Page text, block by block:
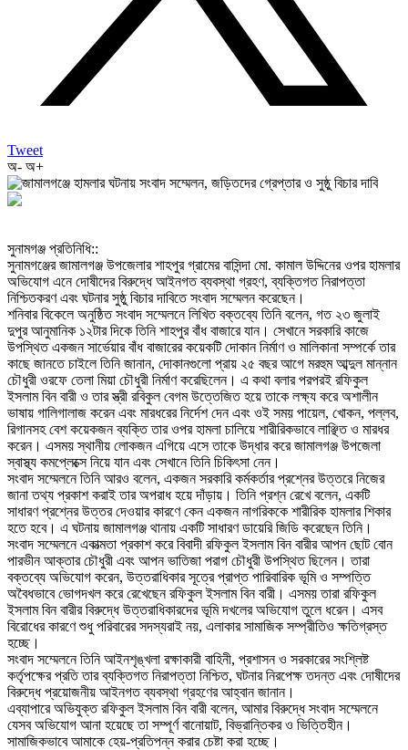
Tweet
অ- অ+
‎সুনামগঞ্জ প্রতিনিধি::
‎সুনামগঞ্জের জামালগঞ্জ উপজেলার শাহপুর গ্রামের বাসিন্দা মো. কামাল উদ্দিনের ওপর হামলার
অভিযোগ এনে দোষীদের বিরুদ্ধে আইনগত ব্যবস্থা গ্রহণ, ব্যক্তিগত নিরাপত্তা
নিশ্চিতকরণ এবং ঘটনার সুষ্ঠু বিচার দাবিতে সংবাদ সম্মেলন করেছেন।
‎শনিবার বিকেলে অনুষ্ঠিত সংবাদ সম্মেলনে লিখিত বক্তব্যে তিনি বলেন, গত ২৩ জুলাই
দুপুর আনুমানিক ১২টার দিকে তিনি শাহপুর বাঁধ বাজারে যান। সেখানে সরকারি কাজে
উপস্থিত একজন সার্ভেয়ার বাঁধ বাজারের কয়েকটি দোকান নির্মাণ ও মালিকানা সম্পর্কে তার
কাছে জানতে চাইলে তিনি জানান, দোকানগুলো প্রায় ২৫ বছর আগে মরহুম আব্দুল মান্নান
চৌধুরী ওরফে তেলা মিয়া চৌধুরী নির্মাণ করেছিলেন। এ কথা বলার পরপরই রফিকুল
ইসলাম বিন বারী ও তার স্ত্রী রবিকুল বেগম উত্তেজিত হয়ে তাকে লক্ষ্য করে অশালীন
ভাষায় গালিগালাজ করেন এবং মারধরের নির্দেশ দেন এবং ওই সময় পায়েল, খোকন, পল্লব,
রিগানসহ বেশ কয়েকজন ব্যক্তি তার ওপর হামলা চালিয়ে শারীরিকভাবে লাঞ্ছিত ও মারধর
করেন। এসময় স্থানীয় লোকজন এগিয়ে এসে তাকে উদ্ধার করে জামালগঞ্জ উপজেলা
স্বাস্থ্য কমপ্লেক্সে নিয়ে যান এবং সেখানে তিনি চিকিৎসা নেন।
‎সংবাদ সম্মেলনে তিনি আরও বলেন, একজন সরকারি কর্মকর্তার প্রশ্নের উত্তরে নিজের
জানা তথ্য প্রকাশ করাই তার অপরাধ হয়ে দাঁড়ায়। তিনি প্রশ্ন রেখে বলেন, একটি
সাধারণ প্রশ্নের উত্তর দেওয়ার কারণে কেন একজন নাগরিককে শারীরিক হামলার শিকার
হতে হবে। এ ঘটনায় জামালগঞ্জ থানায় একটি সাধারণ ডায়েরি জিডি করেছেন তিনি।
‎সংবাদ সম্মেলনে একাত্মতা প্রকাশ করে বিবাদী রফিকুল ইসলাম বিন বারীর আপন ছোট বোন
পারভীন আক্তার চৌধুরী এবং আপন ভাতিজা পরাগ চৌধুরী উপস্থিত ছিলেন। তারা
বক্তব্যে অভিযোগ করেন, উত্তরাধিকার সূত্রে প্রাপ্ত পারিবারিক ভূমি ও সম্পত্তি
অবৈধভাবে ভোগদখল করে রেখেছেন রফিকুল ইসলাম বিন বারী। এসময় তারা রফিকুল
ইসলাম বিন বারীর বিরুদ্ধে উত্তরাধিকারদের ভূমি দখলের অভিযোগ তুলে ধরেন। এসব
বিরোধের কারণে শুধু পরিবারের সদস্যরাই নয়, এলাকার সামাজিক সম্প্রীতিও ক্ষতিগ্রস্ত
হচ্ছে।
‎সংবাদ সম্মেলনে তিনি আইনশৃঙ্খলা রক্ষাকারী বাহিনী, প্রশাসন ও সরকারের সংশ্লিষ্ট
কর্তৃপক্ষের প্রতি তার ব্যক্তিগত নিরাপত্তা নিশ্চিত, ঘটনার নিরপেক্ষ তদন্ত এবং দোষীদের
বিরুদ্ধে প্রয়োজনীয় আইনগত ব্যবস্থা গ্রহণের আহ্বান জানান।
‎এব্যাপারে অভিযুক্ত রফিকুল ইসলাম বিন বারী বলেন, আমার বিরুদ্ধে সংবাদ সম্মেলনে
যেসব অভিযোগ আনা হয়েছে তা সম্পূর্ণ বানোয়াট, বিভ্রান্তিকর ও ভিত্তিহীন।
সামাজিকভাবে আমাকে হেয়-প্রতিপন্ন করার চেষ্টা করা হচ্ছে।